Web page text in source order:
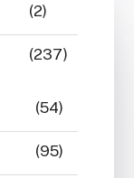
(2)
(237)
(54)
(95)